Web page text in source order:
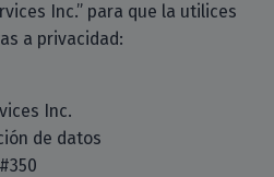
Inc.” para que la utilices
a privacidad:
Inc.
de datos